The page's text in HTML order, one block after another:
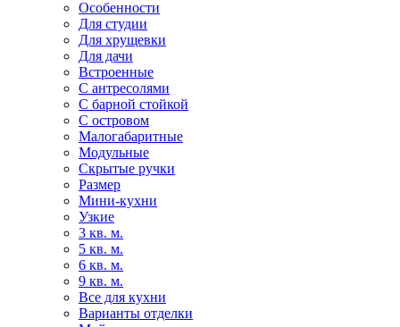
Особенности
Для студии
Для хрущевки
Для дачи
Встроенные
С антресолями
С барной стойкой
С островом
Малогабаритные
Модульные
Скрытые ручки
Размер
Мини-кухни
Узкие
3 кв. м.
5 кв. м.
6 кв. м.
9 кв. м.
Все для кухни
Варианты отделки